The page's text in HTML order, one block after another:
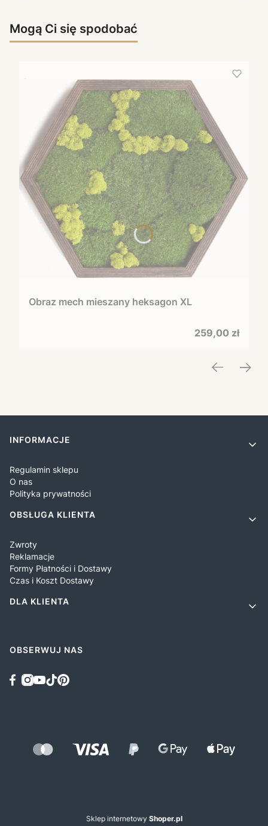
Mogą Ci się spodobać
Obraz mech mieszany heksagon XL
Cena
259,00 zł
Linki w stopce
INFORMACJE
Regulamin sklepu
O nas
Polityka prywatności
OBSŁUGA KLIENTA
Zwroty
Reklamacje
Formy Płatności i Dostawy
Czas i Koszt Dostawy
DLA KLIENTA
OBSERWUJ NAS
Sklep internetowy Shoper.pl